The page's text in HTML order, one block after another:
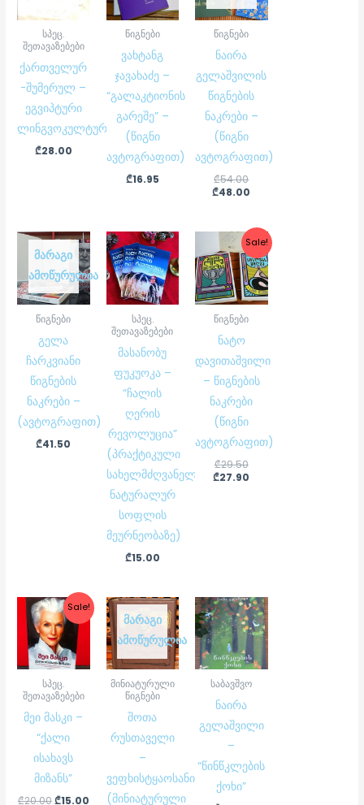
სპეც.
შეთავაზებები
ქართველურ
-შუმერულ –
ეგვიპტური
ლინგვოკულტუროლოგია
₾28.00
წიგნები
ვახტანგ
ჯავახაძე –
“გალაკტიონის
გარეშე” –
(წიგნი
ავტოგრაფით)
₾16.95
წიგნები
ნაირა
გელაშვილის
წიგნების
ნაკრები –
(წიგნი
ავტოგრაფით)
₾54.00
₾48.00
ᲛᲐᲠᲐᲒᲘ
ᲐᲛᲝᲬᲣᲠᲣᲚᲘᲐ
წიგნები
გელა
ჩარკვიანი
წიგნების
ნაკრები –
(ავტოგრაფით)
₾41.50
სპეც.
შეთავაზებები
მასანობუ
ფუკუოკა –
“ჩალის
ღერის
რევოლუცია”
(პრაქტიკული
სახელმძღვანელო
ნატურალურ
სოფლის
მეურნეობაზე)
₾15.00
Sale!
წიგნები
ნატო
დავითაშვილი
– წიგნების
ნაკრები
(წიგნი
ავტოგრაფით)
₾29.50
Original
price
was:
₾29.50.
₾27.90
Current
price
is:
₾27.90.
Sale!
სპეც.
შეთავაზებები
მეი მასკი –
“ქალი
ისახავს
მიზანს”
₾20.00
Original
price
was:
₾20.00.
₾15.00
Current
price
₾15.00.
ᲛᲐᲠᲐᲒᲘ
ᲐᲛᲝᲬᲣᲠᲣᲚᲘᲐ
მინიატურული
წიგნები
შოთა
რუსთაველი
–
ვეფხისტყაოსანი
(მინიატურული
საბავშვო
ნაირა
გელაშვილი
–
“წინწკლების
ქოხი”